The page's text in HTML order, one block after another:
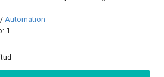
/Automation
1